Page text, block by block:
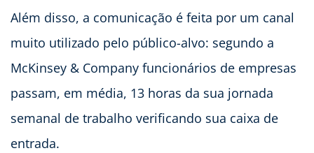
Além disso, a comunicação é feita por um canal
muito utilizado pelo público-alvo: segundo a
McKinsey & Company funcionários de empresas
passam, em média, 13 horas da sua jornada
semanal de trabalho verificando sua caixa de
entrada.